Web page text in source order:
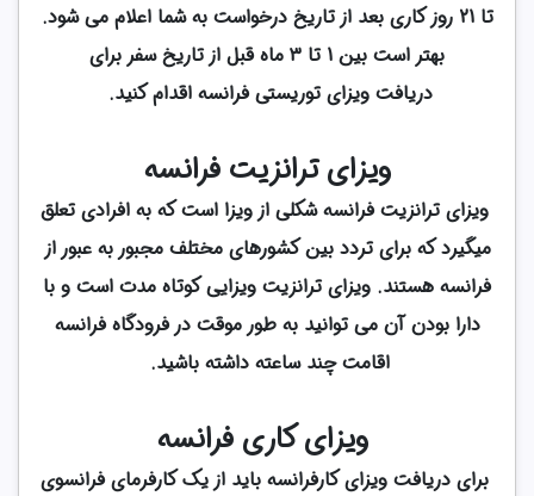
تا 21 روز کاری بعد از تاریخ درخواست به شما اعلام می شود.
بهتر است بین 1 تا 3 ماه قبل از تاریخ سفر برای
دریافت ویزای توریستی فرانسه اقدام کنید.
ویزای ترانزیت فرانسه
ویزای ترانزیت فرانسه شکلی از ویزا است که به افرادی تعلق
میگیرد که برای تردد بین کشورهای مختلف مجبور به عبور از
فرانسه هستند. ویزای ترانزیت ویزایی کوتاه مدت است و با
دارا بودن آن می توانید به طور موقت در فرودگاه فرانسه
اقامت چند ساعته داشته باشید.
ویزای کاری فرانسه
برای دریافت ویزای کارفرانسه باید از یک کارفرمای فرانسوی